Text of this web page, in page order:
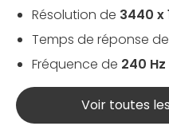
Résolution de 3440 x
Temps de réponse de
Fréquence de 240 Hz
Voir toutes